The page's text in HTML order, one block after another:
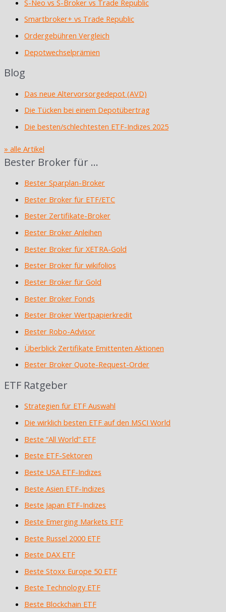
S-Neo vs S-Broker vs Trade Republic
Smartbroker+ vs Trade Republic
Ordergebühren Vergleich
Depotwechselprämien
Blog
Das neue Altervorsorgedepot (AVD)
Die Tücken bei einem Depotübertrag
Die besten/schlechtesten ETF-Indizes 2025
» alle Artikel
Bester Broker für …
Bester Sparplan-Broker
Bester Broker für ETF/ETC
Bester Zertifikate-Broker
Bester Broker Anleihen
Bester Broker für XETRA-Gold
Bester Broker für wikifolios
Bester Broker für Gold
Bester Broker Fonds
Bester Broker Wertpapierkredit
Bester Robo-Advisor
Überblick Zertifikate Emittenten Aktionen
Bester Broker Quote-Request-Order
ETF Ratgeber
Strategien für ETF Auswahl
Die wirklich besten ETF auf den MSCI World
Beste “All World” ETF
Beste ETF-Sektoren
Beste USA ETF-Indizes
Beste Asien ETF-Indizes
Beste Japan ETF-Indizes
Beste Emerging Markets ETF
Beste Russel 2000 ETF
Beste DAX ETF
Beste Stoxx Europe 50 ETF
Beste Technology ETF
Beste Blockchain ETF